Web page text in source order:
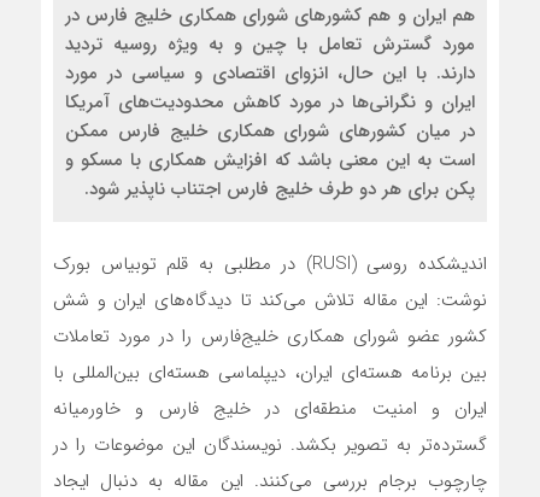
هم ایران و هم کشور‌های شورای همکاری خلیج فارس در
مورد گسترش تعامل با چین و به ویژه روسیه تردید
دارند. با این حال، انزوای اقتصادی و سیاسی در مورد
ایران و نگرانی‌ها در مورد کاهش محدودیت‌های آمریکا
در میان کشور‌های شورای همکاری خلیج فارس ممکن
است به این معنی باشد که افزایش همکاری با مسکو و
پکن برای هر دو طرف خلیج فارس اجتناب ناپذیر شود.
اندیشکده روسی (RUSI) در مطلبی به قلم توبیاس بورک
نوشت: این مقاله تلاش می‌کند تا دیدگاه‌های ایران و شش
کشور عضو شورای همکاری خلیج‌فارس را در مورد تعاملات
بین برنامه هسته‌ای ایران، دیپلماسی هسته‌ای بین‌المللی با
ایران و امنیت منطقه‌ای در خلیج فارس و خاورمیانه
گسترده‌تر به تصویر بکشد. نویسندگان این موضوعات را در
چارچوب برجام بررسی می‌کنند. این مقاله به دنبال ایجاد